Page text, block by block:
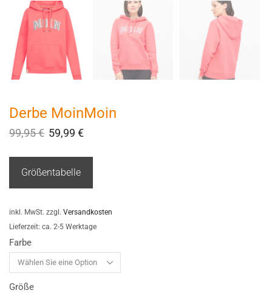
Derbe MoinMoin
99,95€ 59,99 €
Größentabelle
inkl. MwSt. zzgl. Versandkosten
Lieferzeit: ca. 2-5 Werktage
Farbe
Größe